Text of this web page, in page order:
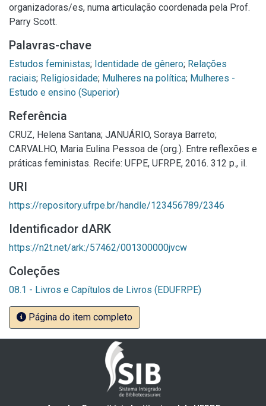
organizadoras/es, numa articulação coordenada pela Prof.
Parry Scott.
Palavras-chave
Estudos feministas; Identidade de gênero; Relações
raciais; Religiosidade; Mulheres na política; Mulheres -
Estudo e ensino (Superior)
Referência
CRUZ, Helena Santana; JANUÁRIO, Soraya Barreto;
CARVALHO, Maria Eulina Pessoa de (org.). Entre reflexões e
práticas feministas. Recife: UFPE, UFRPE, 2016. 312 p., il.
URI
https://repository.ufrpe.br/handle/123456789/2346
Identificador dARK
https://n2t.net/ark:/57462/001300000jvcw
Coleções
08.1 - Livros e Capítulos de Livros (EDUFRPE)
Página do item completo